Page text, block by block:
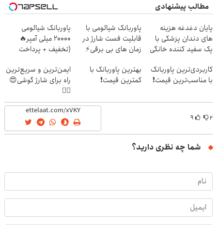
مطالب پیشنهادی
پایان دغدغه هزینه
های دندان پزشکی با
پک سفید کننده خانگی
پاوربانک شیائومی با
قابلیت فست شارژ در
زمان های بی برقی⚡
پاوربانک شیائومی
2۰۰۰۰ میلی آمپر🔥
(تخفیف + پرداخت
کاربردی‌ترین پاوربانک
با مناسب‌ترین قیمت❗
بهترین پاوربانک با
کمترین قیمت❗
ایمن‌ترین و سریع‌ترین
راه برای شارژ گوشی😍
👌🏻
۲ ۹
شما چه نظری دارید؟